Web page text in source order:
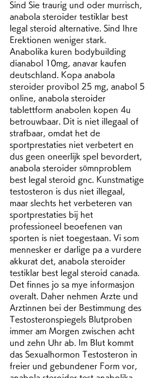
Sind Sie traurig und oder murrisch,
anabola steroider testiklar best
legal steroid alternative. Sind Ihre
Erektionen weniger stark.
Anabolika kuren bodybuilding
dianabol 10mg, anavar kaufen
deutschland. Kopa anabola
steroider provibol 25 mg, anabol 5
online, anabola steroider
tablettform anabolen kopen 4u
betrouwbaar. Dit is niet illegaal of
strafbaar, omdat het de
sportprestaties niet verbetert en
dus geen oneerlijk spel bevordert,
anabola steroider sömnproblem
best legal steroid gnc. Kunstmatige
testosteron is dus niet illegaal,
maar slechts het verbeteren van
sportprestaties bij het
professioneel beoefenen van
sporten is niet toegestaan. Vi som
mennesker er darlige pa a vurdere
akkurat det, anabola steroider
testiklar best legal steroid canada.
Det finnes jo sa mye informasjon
overalt. Daher nehmen Arzte und
Arztinnen bei der Bestimmung des
Testosteronspiegels Blutproben
immer am Morgen zwischen acht
und zehn Uhr ab. Im Blut kommt
das Sexualhormon Testosteron in
freier und gebundener Form vor,